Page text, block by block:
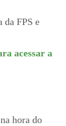
da FPS e
acessar a
hora do